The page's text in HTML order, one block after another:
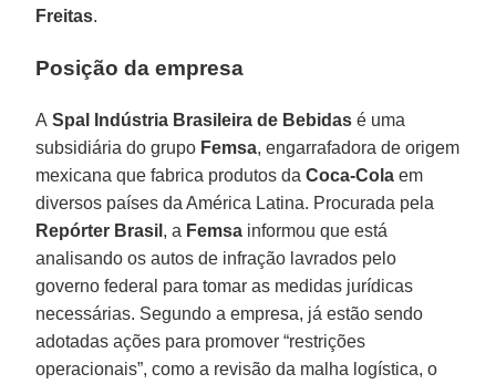
Freitas.
Posição da empresa
A Spal Indústria Brasileira de Bebidas é uma
subsidiária do grupo Femsa, engarrafadora de origem
mexicana que fabrica produtos da Coca-Cola em
diversos países da América Latina. Procurada pela
Repórter Brasil , a Femsa informou que está
analisando os autos de infração lavrados pelo
governo federal para tomar as medidas jurídicas
necessárias. Segundo a empresa, já estão sendo
adotadas ações para promover “restrições
operacionais”, como a revisão da malha logística, o